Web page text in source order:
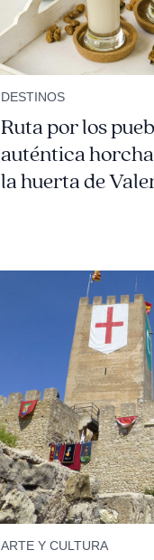
DESTINOS
Ruta por los
auténtica
la huerta de
ARTE Y CULTURA